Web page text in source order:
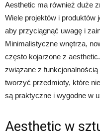
Aesthetic ma również duże
Wiele projektów i
aby przyciągnąć uwagę i
Minimalistyczne wnętrza,
często kojarzone z
związane z
tworzyć przedmioty, które
są praktyczne i wygodne w
Aesthetic w